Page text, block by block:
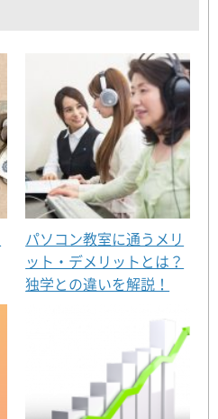
パソコン教室に通うメリ
ット・デメリットとは？
独学との違いを解説！